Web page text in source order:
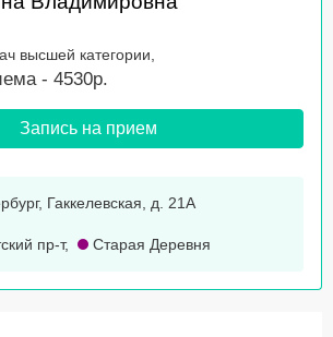
высшей категории,
- 4530р.
Запись на прием
Гаккелевская, д. 21А
пр-т, Старая Деревня